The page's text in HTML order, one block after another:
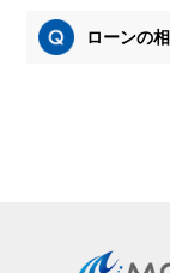
ローンの
求